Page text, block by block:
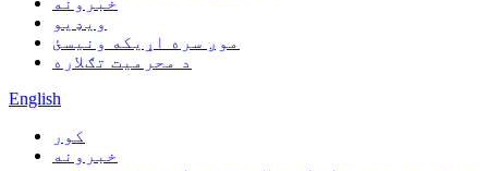
ویډیو
موږ سره اړیکه ونیسئ
د محرمیت تګلاره
English
کور
خبرونه